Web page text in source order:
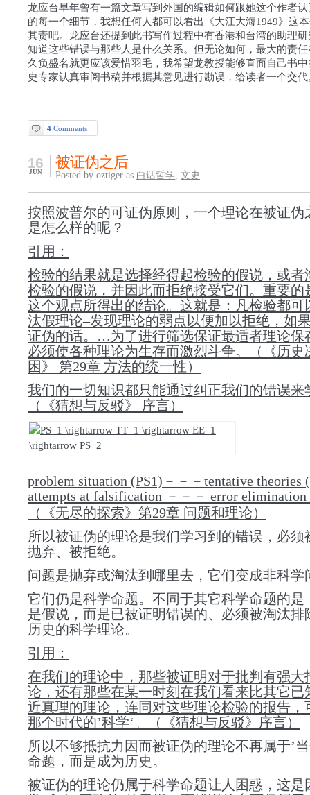
龙应台早年曾有一篇文章写到外国的编辑如何跟她这个作者
的每一个细节，我想任何人都可以看出《大江大海1949》这
其责吧。龙应台还提到此书写作过程中有香港和台湾的助理
知道这些错误与那些人是什么关系。但无论如何，最大的责
久负盛名就更应该爱惜羽毛，我希望龙教授能够直面自己书
史专家认真审阅书稿并根据其意见进行勘误，给读者一个交代
4 Comments
被证伪之后
16
JUN Posted by oztiger as 白话哲学, 文史
按照波普尔的可证伪原则，一个理论在被证伪
是怎么样的呢？
引用：
检验的结果就是选择经得起检验的假说，或者
检验的假说，并因此而拒绝接受它们。重要的
这个观点所得出的结论。这就是：凡检验都可
汰假理论–发现理论的弱点以便加以拒绝，如
证伪的话。…为了进行筛选保证最适者理论保
必须使各种理论为生存而激烈斗争。（《历史
困》 第29章 方法的统一性）
我们的一切知识都只能通过纠正我们的错误来
（《猜想与反驳》 序言）
problem situation (PS1)－－－tentative theories
attempts at falsification －－－ error elimination
（《无尽的探索》第29章 问题和理论）
所以被证伪的理论是我们学习到的错误，必须
抛弃、被拒绝。
问题是抛弃或淘汰到哪里去，它们变成非科学
它们仍是科学命题。不同于其它科学命题的是
是假说，而是已被证明错误的、必须被淘汰排
历史的科学理论。
引用：
在我们的理论中，那些被证明对于批判有强大
论，还有那些在某一时刻在我们看来比其它已
近真理的理论，连同对这些理论检验的报告，
那个时代的’科学‘。（《猜想与反驳》序言）
所以不够抵抗力 因而被证伪的理论不再属于’
命题，而是成为历史。
被证伪的理论仍属于科学命题让人困惑，这是